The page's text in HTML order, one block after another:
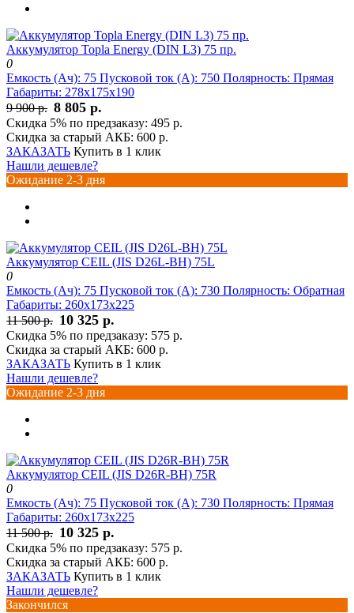
Аккумулятор Topla Energy (DIN L3) 75 пр.
0
Емкость (Ач): 75 Пусковой ток (А): 750 Полярность: Прямая
Габариты: 278x175x190
9 900 р. 8 805 р.
Скидка 5% по предзаказу: 495 р.
Скидка за старый АКБ: 600 р.
ЗАКАЗАТЬ Купить в 1 клик
Нашли дешевле?
Ожидание 2-3 дня
Аккумулятор CEIL (JIS D26L-BH) 75L
0
Емкость (Ач): 75 Пусковой ток (А): 730 Полярность: Обратная
Габариты: 260x173x225
11 500 р. 10 325 р.
Скидка 5% по предзаказу: 575 р.
Скидка за старый АКБ: 600 р.
ЗАКАЗАТЬ Купить в 1 клик
Нашли дешевле?
Ожидание 2-3 дня
Аккумулятор CEIL (JIS D26R-BH) 75R
0
Емкость (Ач): 75 Пусковой ток (А): 730 Полярность: Прямая
Габариты: 260x173x225
11 500 р. 10 325 р.
Скидка 5% по предзаказу: 575 р.
Скидка за старый АКБ: 600 р.
ЗАКАЗАТЬ Купить в 1 клик
Нашли дешевле?
Закончился